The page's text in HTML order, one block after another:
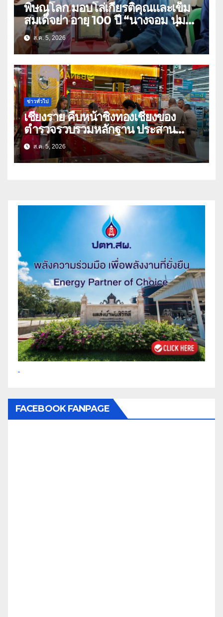
พิษณุโลก มอบโล่เกียรติคุณและเข็ม
สมเด็จย่า อายุ 100 ปี “นางจอม นุ่ม
เนตร” ตำบลบ้านกร่าง อำเภอเมือง
ส.ค. 5, 2026
ข่าวทั่วไป
เชียงราย คืบหน้าชิงทองเชียงของ
ตำรวจรวบรวมหลักฐาน ประสาน
สปป.ลาว ติดตามจับกุม
ส.ค. 5, 2026
FACEBOOK FANPAGE